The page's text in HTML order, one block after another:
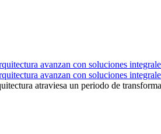
avanzan con soluciones
avanzan con soluciones
atraviesa un periodo de